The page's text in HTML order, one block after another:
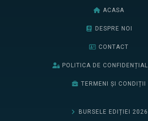
ACASA
DESPRE NOI
CONTACT
POLITICA DE
TERMENI ȘI CONDIȚII
BURSELE EDIȚIEI 2026